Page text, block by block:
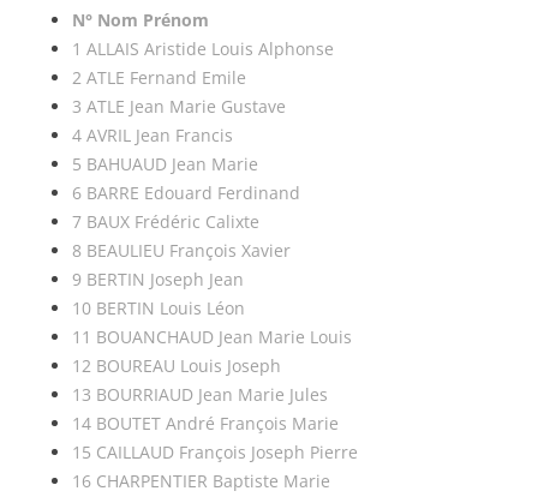
N° Nom Prénom
1 ALLAIS Aristide Louis Alphonse
2 ATLE Fernand Emile
3 ATLE Jean Marie Gustave
4 AVRIL Jean Francis
5 BAHUAUD Jean Marie
6 BARRE Edouard Ferdinand
7 BAUX Frédéric Calixte
8 BEAULIEU François Xavier
9 BERTIN Joseph Jean
10 BERTIN Louis Léon
11 BOUANCHAUD Jean Marie Louis
12 BOUREAU Louis Joseph
13 BOURRIAUD Jean Marie Jules
14 BOUTET André François Marie
15 CAILLAUD François Joseph Pierre
16 CHARPENTIER Baptiste Marie